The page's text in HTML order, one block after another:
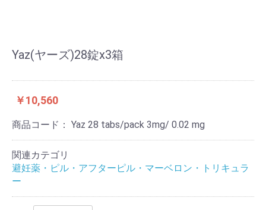
Yaz(ヤーズ)28錠x3箱
￥10,560
商品コード： Yaz 28 tabs/pack 3mg/ 0.02 mg
関連カテゴリ
避妊薬・ピル・アフターピル・マーベロン・トリキュラ
ー